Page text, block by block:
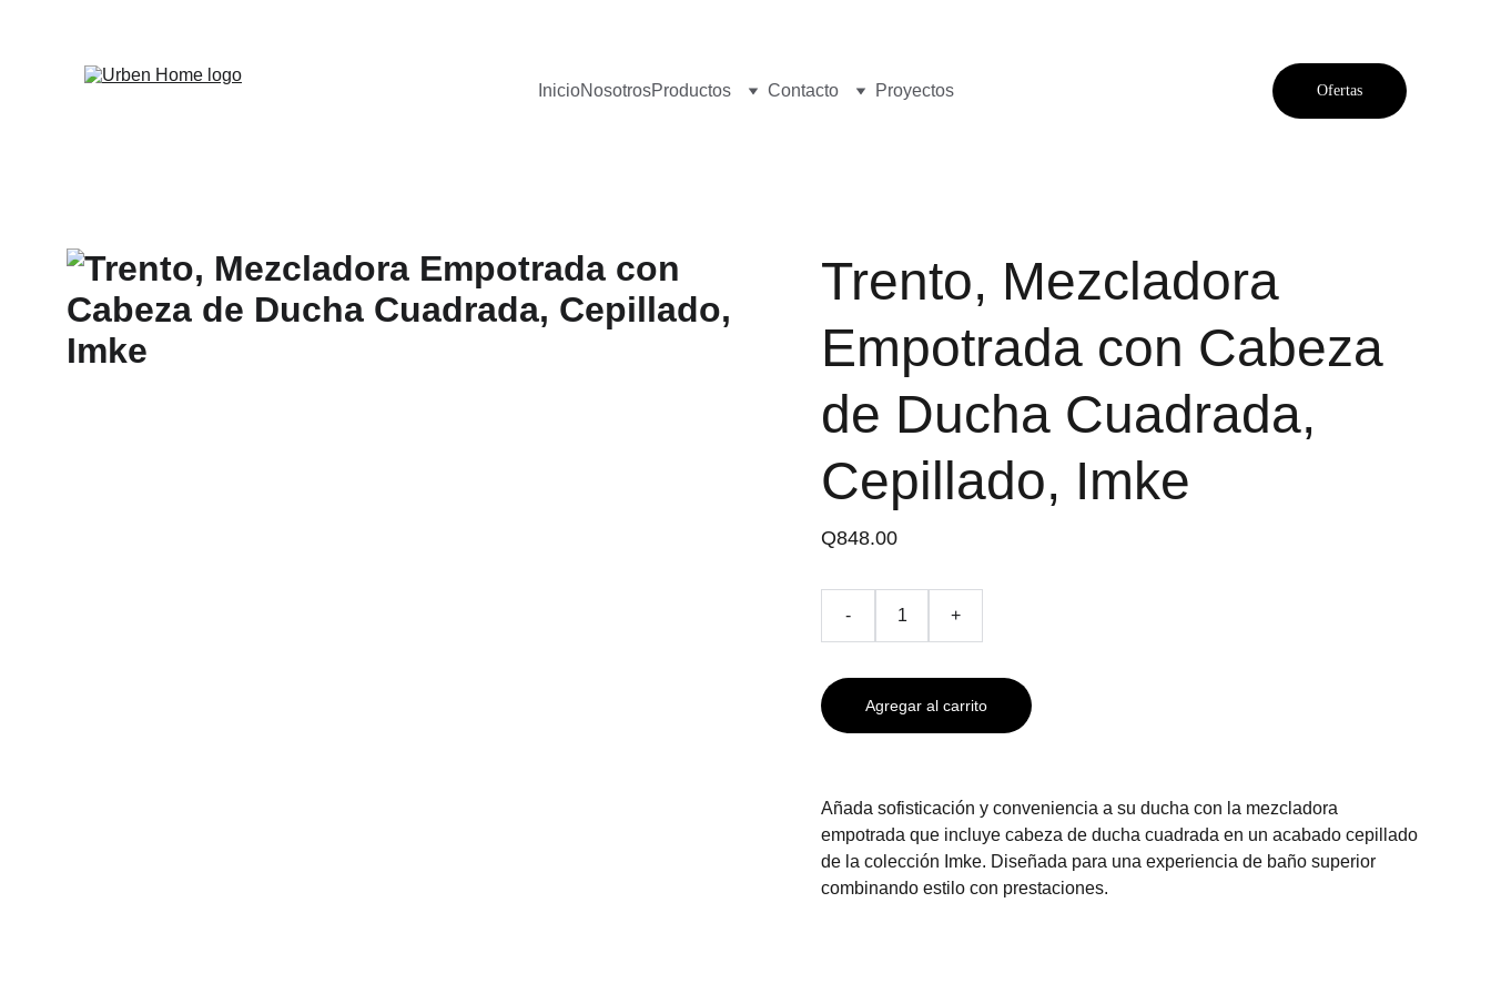
InicioNosotrosProductos Contacto Proyectos Ofertas
Trento, Mezcladora
Empotrada con Cabeza
de Ducha Cuadrada,
Cepillado, Imke
Q848.00
- +
Agregar al carrito
Añada sofisticación y conveniencia a su ducha con la mezcladora
empotrada que incluye cabeza de ducha cuadrada en un acabado cepillado
de la colección Imke. Diseñada para una experiencia de baño superior
combinando estilo con prestaciones.